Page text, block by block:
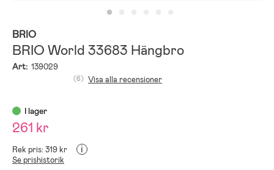
BRIO
BRIO World 33683 Hängbro
Art: 139029
(6) Visa alla recensioner
I lager
261 kr
Rek pris: 319 kr i
Se prishistorik